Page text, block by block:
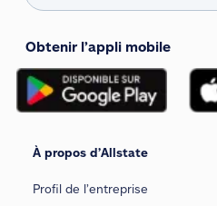
Obtenir l’appli mobile
À propos d’Allstate
Profil de l’entreprise